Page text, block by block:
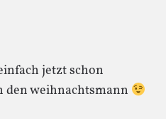
jetzt schon
den weihnachtsmann